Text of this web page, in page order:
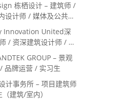
栋栖设计 – 建筑师 /
设计师 / 媒体及公共关
常年招聘）
Innovation United深
/ 资深建筑设计师 / 室
GROUP – 景观
品牌运营 / 实习生
计事务所 – 项目建筑师
建筑/室内）